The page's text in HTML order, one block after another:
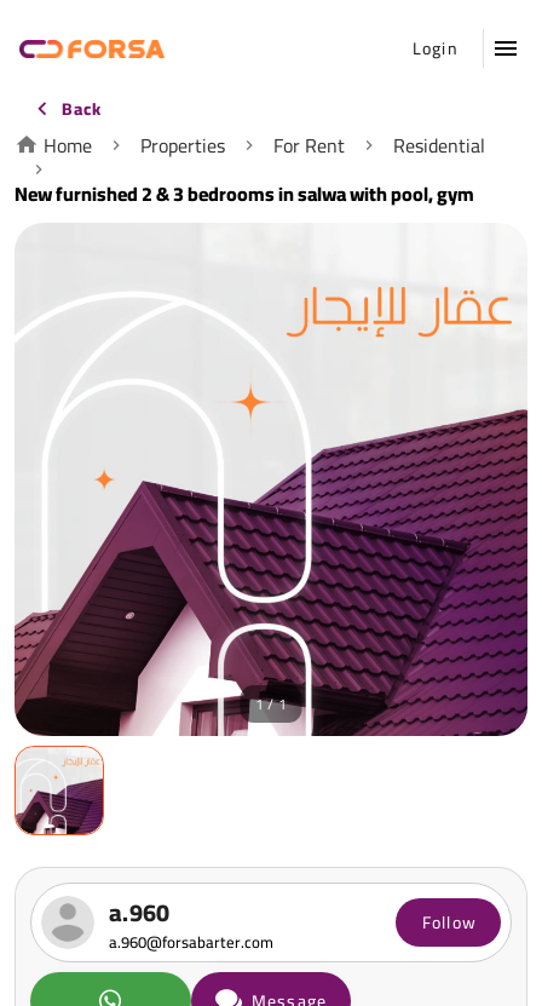
Login
Back
Home Properties For Rent
Residential
New furnished 2 & 3 bedrooms in salwa with pool, gym
1 / 1
a.960
a.960@forsabarter.com
Follow